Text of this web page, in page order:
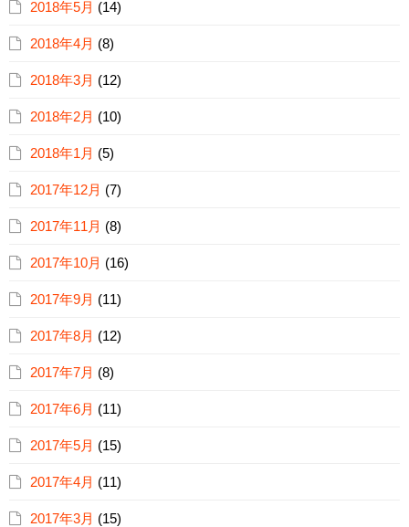
2018年5月 (14)
2018年4月 (8)
2018年3月 (12)
2018年2月 (10)
2018年1月 (5)
2017年12月 (7)
2017年11月 (8)
2017年10月 (16)
2017年9月 (11)
2017年8月 (12)
2017年7月 (8)
2017年6月 (11)
2017年5月 (15)
2017年4月 (11)
2017年3月 (15)